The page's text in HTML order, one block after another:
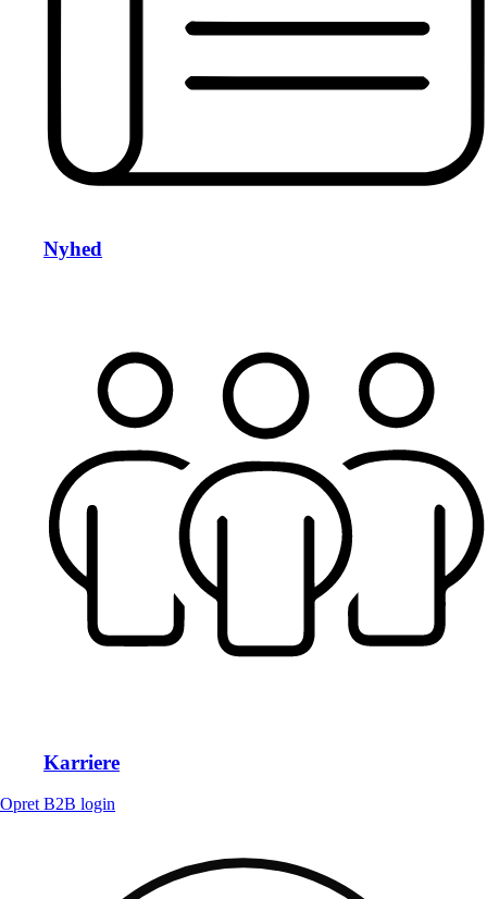
Nyhed
Karriere
Opret B2B login